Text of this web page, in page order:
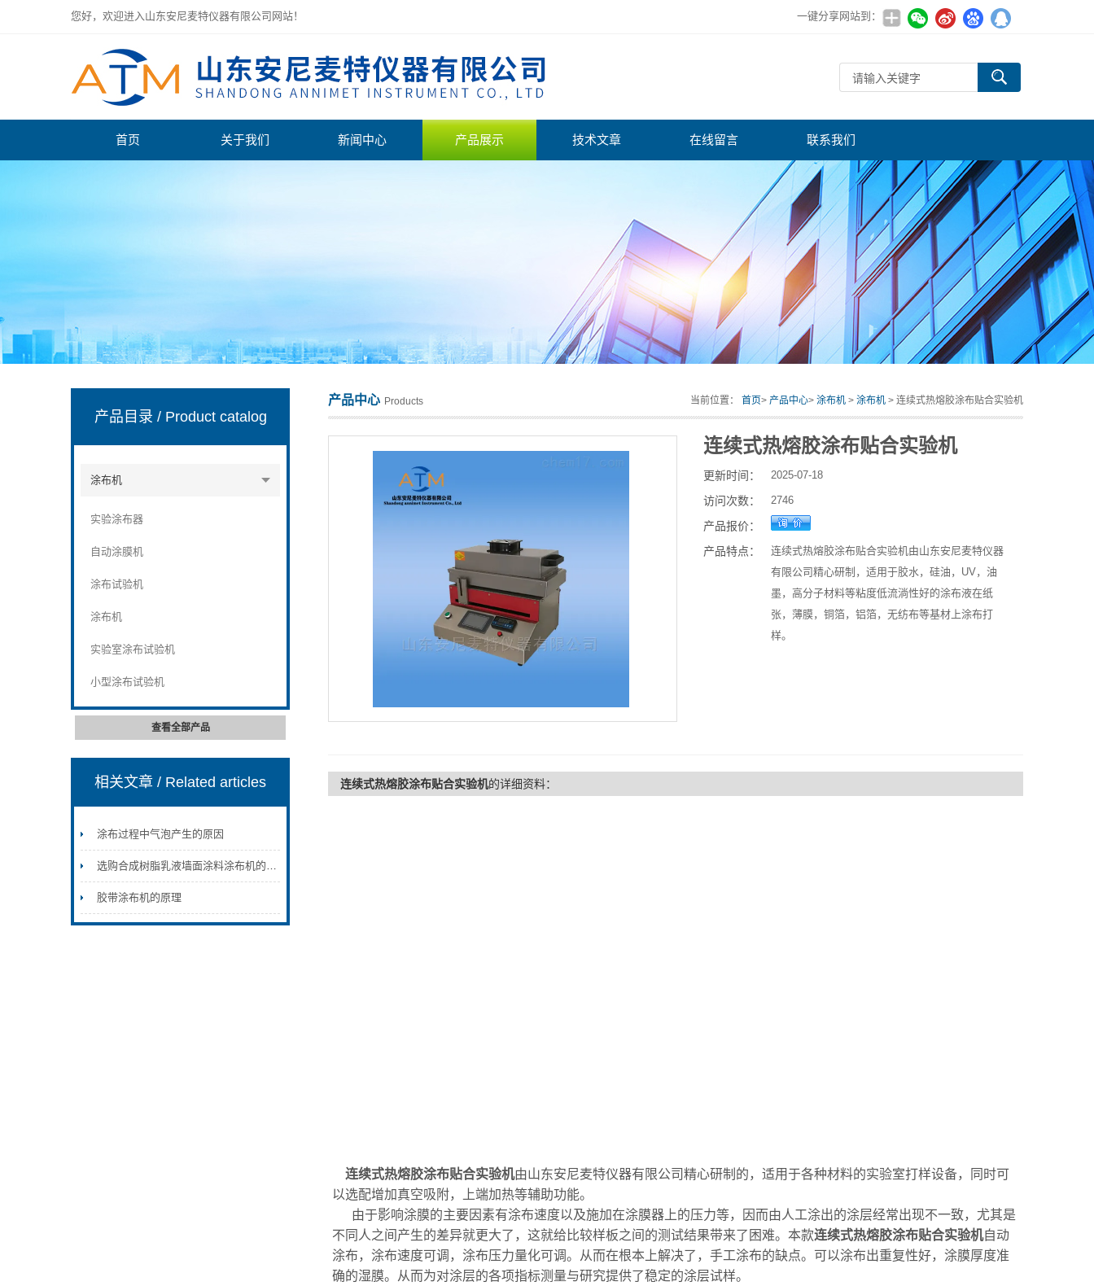
您好，欢迎进入山东安尼麦特仪器有限公司网站！ 一键分享网站到：
首页 关于我们 新闻中心 产品展示 技术文章 在线留言 联系我们
产品目录 / Product catalog
涂布机
实验涂布器
自动涂膜机
涂布试验机
涂布机
实验室涂布试验机
小型涂布试验机
查看全部产品
相关文章/ Related articles
涂布过程中气泡产生的原因
选购合成树脂乳液墙面涂料涂布机的注意事项
胶带涂布机的原理
产品中心 Products 当前位置： 首页> 产品中心> 涂布机 > 涂布机 > 连续式热熔胶涂布贴合实验机
连续式热熔胶涂布贴合实验机
更新时间： 2025-07-18
访问次数： 2746
产品报价：
产品特点：
连续式热熔胶涂布贴合实验机由山东安尼麦特仪器
有限公司精心研制，适用于胶水，硅油，UV，油
墨，高分子材料等粘度低流淌性好的涂布液在纸
张，薄膜，铜箔，铝箔，无纺布等基材上涂布打
样。
连续式热熔胶涂布贴合实验机的详细资料：
连续式热熔胶涂布贴合实验机由山东安尼麦特仪器有限公司精心研制的， 适用于各种材料的实验室打样设备，同时可
以选配增加真空吸附，上端加热等辅助功能。
由于影响涂膜的主要因素有涂布速度以及施加在涂膜器上的压力等，因而由人工涂出的涂层经常出现不一致，尤其是
不同人之间产生的差异就更大了，这就给比较样板之间的测试结果带来了困难。 本款连续式热熔胶涂布贴合实验机自动
涂布，涂布速度可调，涂布压力量化可调。
从而在根本上解决了，手工涂布的缺点。可以涂布出重复性好，涂膜厚度准
确的湿膜。从而为对涂层的各项指标测量与研究提供了稳定的涂层试样。